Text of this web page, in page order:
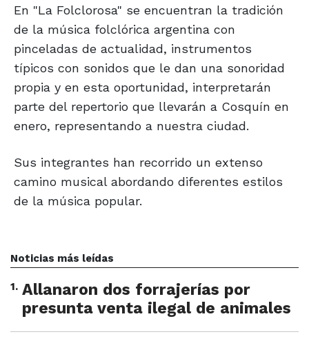
En "La Folclorosa" se encuentran la tradición
de la música folclórica argentina con
pinceladas de actualidad, instrumentos
típicos con sonidos que le dan una sonoridad
propia y en esta oportunidad, interpretarán
parte del repertorio que llevarán a Cosquín en
enero, representando a nuestra ciudad.
Sus integrantes han recorrido un extenso
camino musical abordando diferentes estilos
de la música popular.
Noticias más leídas
1. Allanaron dos forrajerías por
presunta venta ilegal de animales